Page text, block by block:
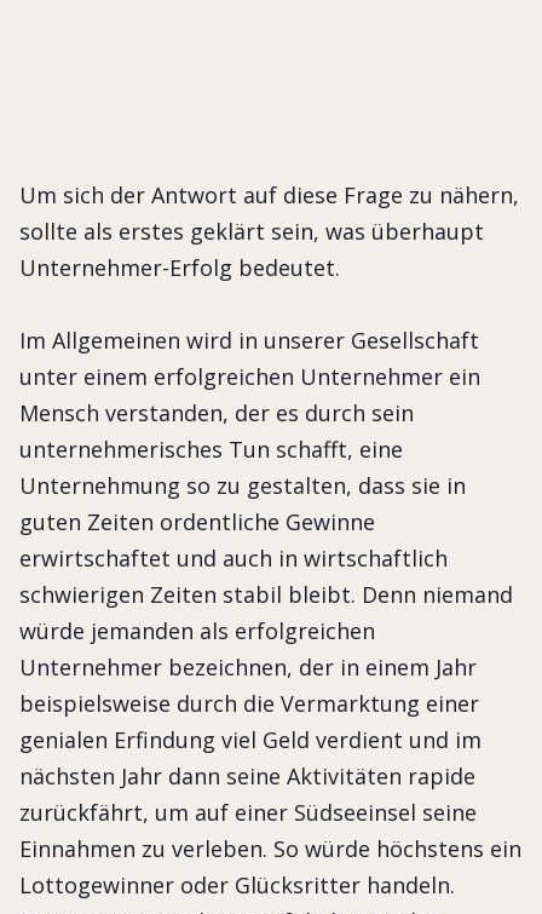
Um sich der Antwort auf diese Frage zu nähern,
sollte als erstes geklärt sein, was überhaupt
Unternehmer-Erfolg bedeutet.
Im Allgemeinen wird in unserer Gesellschaft
unter einem erfolgreichen Unternehmer ein
Mensch verstanden, der es durch sein
unternehmerisches Tun schafft, eine
Unternehmung so zu gestalten, dass sie in
guten Zeiten ordentliche Gewinne
erwirtschaftet und auch in wirtschaftlich
schwierigen Zeiten stabil bleibt. Denn niemand
würde jemanden als erfolgreichen
Unternehmer bezeichnen, der in einem Jahr
beispielsweise durch die Vermarktung einer
genialen Erfindung viel Geld verdient und im
nächsten Jahr dann seine Aktivitäten rapide
zurückfährt, um auf einer Südseeinsel seine
Einnahmen zu verleben. So würde höchstens ein
Lottogewinner oder Glücksritter handeln.